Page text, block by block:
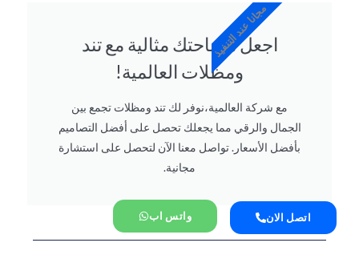
اجعل مساحتك مثالية مع تند
ومظلات العالمية!
مع شركة العالمية،نوفر لك تند ومظلات تجمع بين
الجمال والرقي مما يجعلك تحصل على أفضل التصاميم
بأفضل الأسعار. تواصل معنا الآن لتحصل على استشارة
مجانية.
مجانا عند التنفيذ
اتصل الان واتس اب